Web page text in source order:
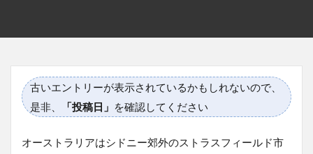
古いエントリーが表示されているかもしれないので、
是非、
「投稿日」 を確認してください
オーストラリアはシドニー郊外のストラスフィールド市